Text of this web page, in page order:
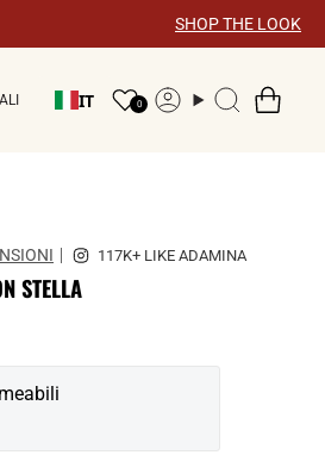
SHOP THE LOOK
IT 0 Account
Ricerca
×
STELLA